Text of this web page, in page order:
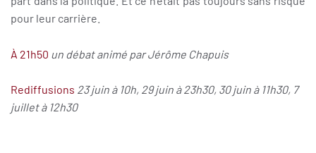
pour leur carrière.
À 21h50 un débat animé par Jérôme Chapuis
Rediffusions 23 juin à 10h, 29 juin à 23h30, 30 juin à 11h30, 7
juillet à 12h30